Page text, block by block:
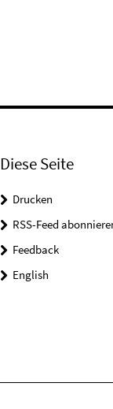
Diese Seite
Drucken
RSS-Feed
Feedback
English